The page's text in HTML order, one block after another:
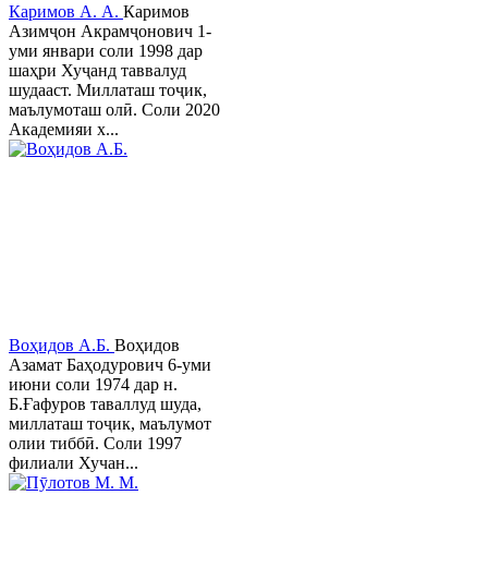
Каримов А. А. Каримов
Азимҷон Акрамҷонович 1-
уми январи соли 1998 дар
шаҳри Хуҷанд таввалуд
шудааст. Миллаташ тоҷик,
маълумоташ олӣ. Соли 2020
Академияи х...
Воҳидов А.Б. Воҳидов
Азамат Баҳодурович 6-уми
июни соли 1974 дар н.
Б.Ғафуров таваллуд шуда,
миллаташ тоҷик, маълумот
олии тиббӣ. Соли 1997
филиали Хучан...